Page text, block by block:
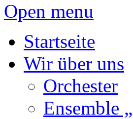
Open menu
Startseite
Wir über uns
Orchester
Ensemble